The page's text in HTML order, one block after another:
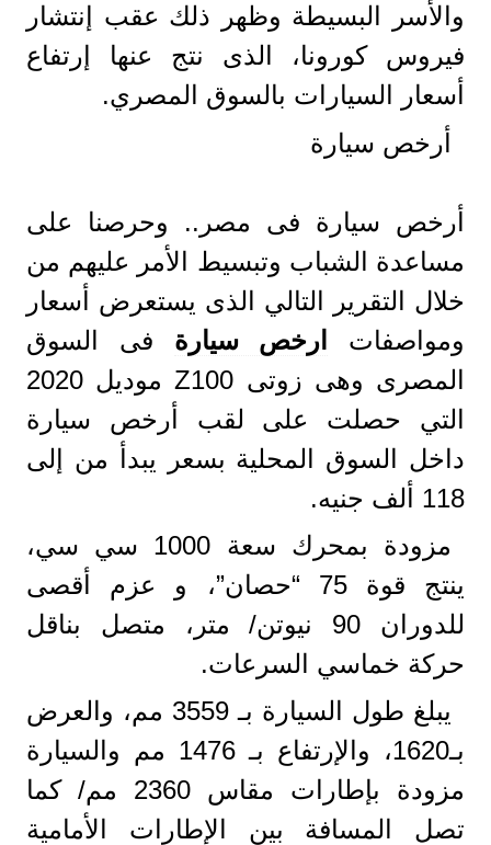
والأسر البسيطة وظهر ذلك عقب إنتشار
فيروس كورونا، الذى نتج عنها إرتفاع
أسعار السيارات بالسوق المصري.
أرخص سيارة
أرخص سيارة فى مصر.. وحرصنا على
مساعدة الشباب وتبسيط الأمر عليهم من
خلال التقرير التالي الذى يستعرض أسعار
ومواصفات
ارخص سيارة فى السوق
المصرى وهى زوتى Z100 موديل 2020
التي حصلت على لقب أرخص سيارة
داخل السوق المحلية بسعر يبدأ من إلى
118 ألف جنيه.
مزودة بمحرك سعة 1000 سي سي،
ينتج قوة 75 “حصان”، و عزم أقصى
للدوران 90 نيوتن/ متر، متصل بناقل
حركة خماسي السرعات.
يبلغ طول السيارة بـ 3559 مم، والعرض
بـ1620، والإرتفاع بـ 1476 مم والسيارة
مزودة بإطارات مقاس 2360 مم/ كما
تصل المسافة بين الإطارات الأمامية